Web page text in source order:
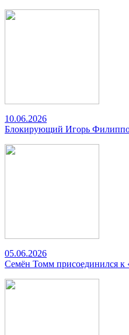
10.06.2026
Блокирующий Игорь
05.06.2026
Семён Томм присоединился к